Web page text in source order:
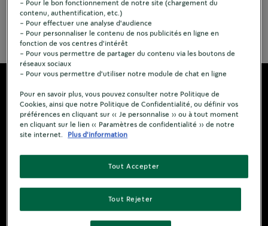
Voir les ingrédients
- Pour le bon fonctionnement de notre site (chargement du
contenu, authentification, etc.)
- Pour effectuer une analyse d'audience
- Pour personnaliser le contenu de nos publicités en ligne en
fonction de vos centres d'intérêt
- Pour vous permettre de partager du contenu via les boutons de
réseaux sociaux
- Pour vous permettre d'utiliser notre module de chat en ligne
Pour en savoir plus, vous pouvez consulter notre Politique de
Cookies, ainsi que notre Politique de Confidentialité, ou définir vos
préférences en cliquant sur « Je personnalise » ou à tout moment
en cliquant sur le lien « Paramètres de confidentialité » de notre
site internet.
Plus d'information
Tout Rejeter
Tout Accepter